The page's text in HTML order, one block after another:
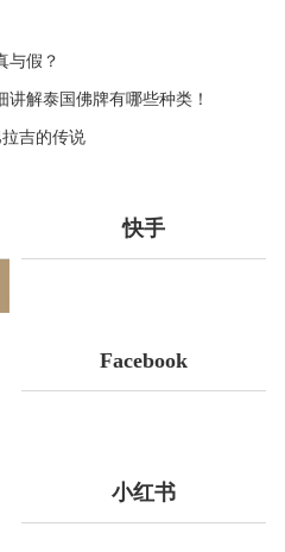
与假？
解泰国佛牌有哪些种类！
吉的传说
快手